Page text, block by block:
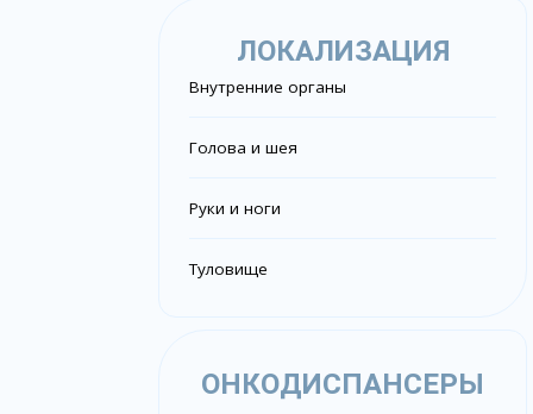
ЛОКАЛИЗАЦИЯ
Внутренние органы
Голова и шея
Руки и ноги
Туловище
ОНКОДИСПАНСЕРЫ